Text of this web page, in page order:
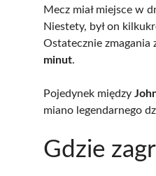
Mecz miał miejsce w
Niestety, był on
Ostatecznie zmagania
minut.
Pojedynek między
miano legendarnego
Gdzie